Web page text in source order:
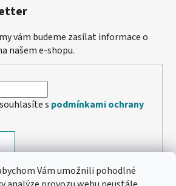
Vám umožnili pohodlné
vám budeme zasílat informace o
našem e-shopu.
s podmínkami ochrany